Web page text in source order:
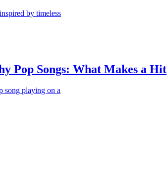
by timeless
Pop Songs: What Makes a Hit
song playing on a